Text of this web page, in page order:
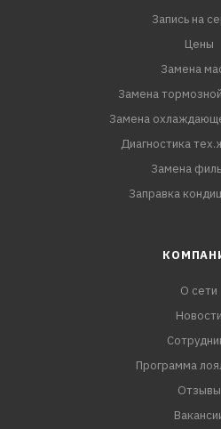
Запись на
Цены
Замена
Замена
Замена
Диагностика
Замена
Заправка
О сети
Новости
Программа
Отзывы